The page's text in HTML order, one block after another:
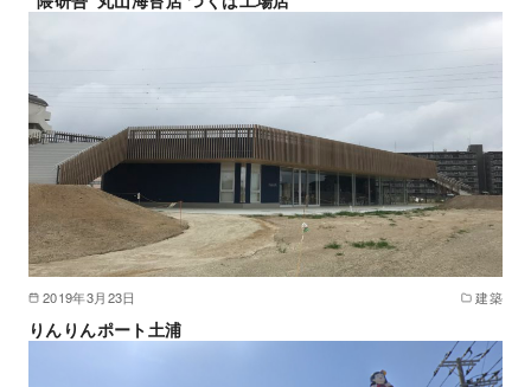
2019年3月23日 建築
りんりんポート土浦